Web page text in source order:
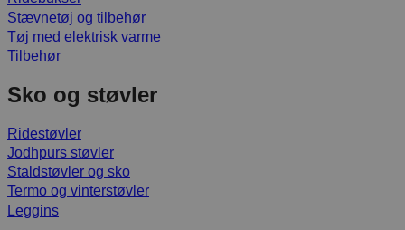
Stævnetøj og tilbehør
Tøj med elektrisk varme
Tilbehør
Sko og støvler
Ridestøvler
Jodhpurs støvler
Staldstøvler og sko
Termo og vinterstøvler
Leggins